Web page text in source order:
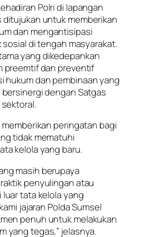
Polri di lapangan
ditujukan untuk memberikan
dan mengantisipasi
di tengah masyarakat.
yang dikedepankan
preemtif dan preventif
hukum dan pembinaan yang
dengan Satgas
memberikan peringatan bagi
tidak mematuhi
kelola yang baru.
masih berupaya
penyulingan atau
tata kelola yang
jajaran Polda Sumsel
penuh untuk melakukan
yang tegas,” jelasnya.